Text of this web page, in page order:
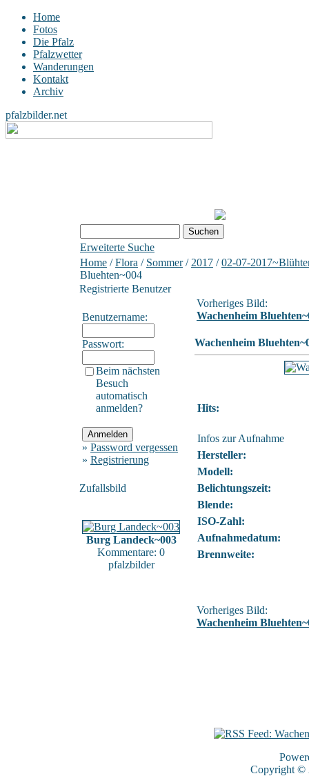
Home
Fotos
Die Pfalz
Pfalzwetter
Wanderungen
Kontakt
Archiv
pfalzbilder.net
Erweiterte Suche
Home /Flora / Sommer/ 2017 /02-07-
Bluehten~004
Registrierte Benutzer
Benutzername:
Passwort:
Beim nächsten
Besuch
automatisch
anmelden?
» Password vergessen
» Registrierung
Zufallsbild
Burg Landeck~003
Kommentare: 0
pfalzbilder
Vorheriges Bild:
Wachenheim
Wachenheim
Hits:
Infos zur Aufnahme
Hersteller:
Modell:
Belichtungszeit:
Blende:
ISO-Zahl:
Aufnahmedatum:
Brennweite:
Vorheriges Bild:
Wachenheim
Copyright ©